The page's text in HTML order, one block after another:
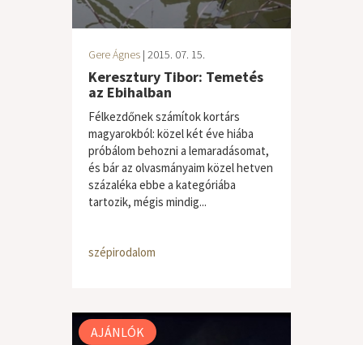
Gere Ágnes | 2015. 07. 15.
Keresztury Tibor: Temetés
az Ebihalban
Félkezdőnek számítok kortárs
magyarokból: közel két éve hiába
próbálom behozni a lemaradásomat,
és bár az olvasmányaim közel hetven
százaléka ebbe a kategóriába
tartozik, mégis mindig...
szépirodalom
AJÁNLÓK